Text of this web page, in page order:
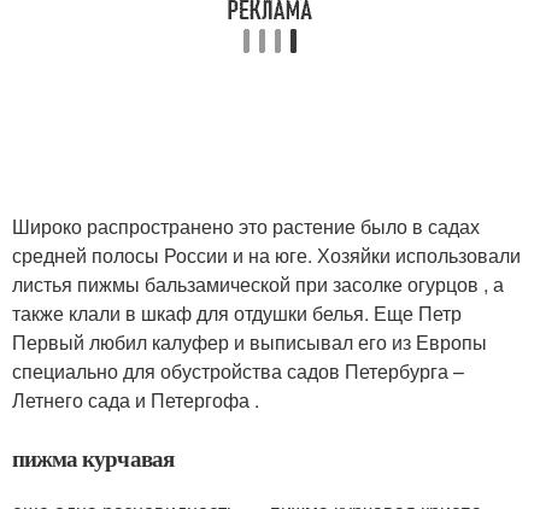
Широко распространено это растение было в садах
средней полосы России и на юге. Хозяйки использовали
листья пижмы бальзамической при засолке огурцов , а
также клали в шкаф для отдушки белья. Еще Петр
Первый любил калуфер и выписывал его из Европы
специально для обустройства садов Петербурга –
Летнего сада и Петергофа .
пижма курчавая